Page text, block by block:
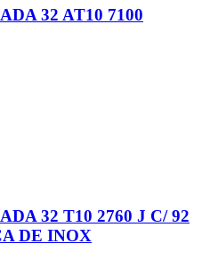
32 AT10 7100
32 T10 2760 J C/ 92
DE INOX